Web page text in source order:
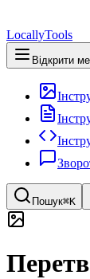
LocallyTools
Відкрити
Пошук⌘K
Швидкий